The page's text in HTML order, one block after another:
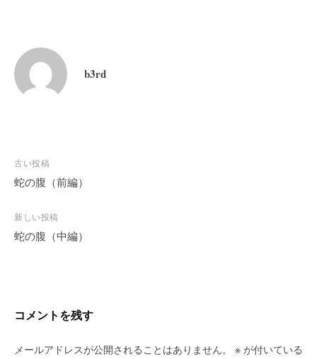
b3rd
投
稿
ビ
ゲ
ン
古い投稿
蛇の腹（前編）
新しい投稿
蛇の腹（中編）
コメントを残す
メールアドレスが公開されることはありません。 ※ が付いている